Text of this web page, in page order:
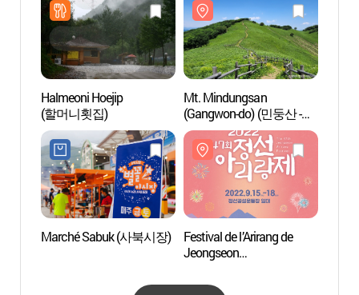
Halmeoni Hoejip
(할머니횟집)
Mt. Mindungsan
(Gangwon-do) (민둥산 -
강원)
Marché Sabuk (사북시장)
Festival de l’Arirang de
Jeongseon